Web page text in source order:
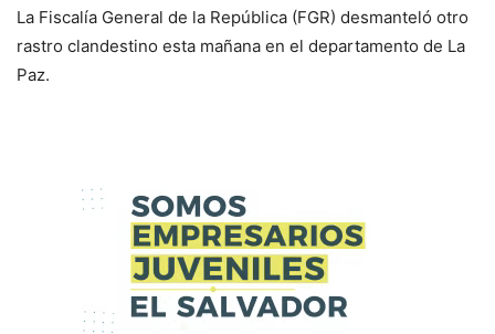
La Fiscalía General de la República (FGR) desmanteló otro
rastro clandestino esta mañana en el departamento de La
Paz.